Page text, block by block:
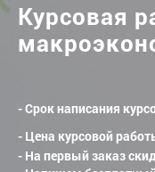
Курсовая
- Срок написания
- Цена курсовой
- На первый заказ